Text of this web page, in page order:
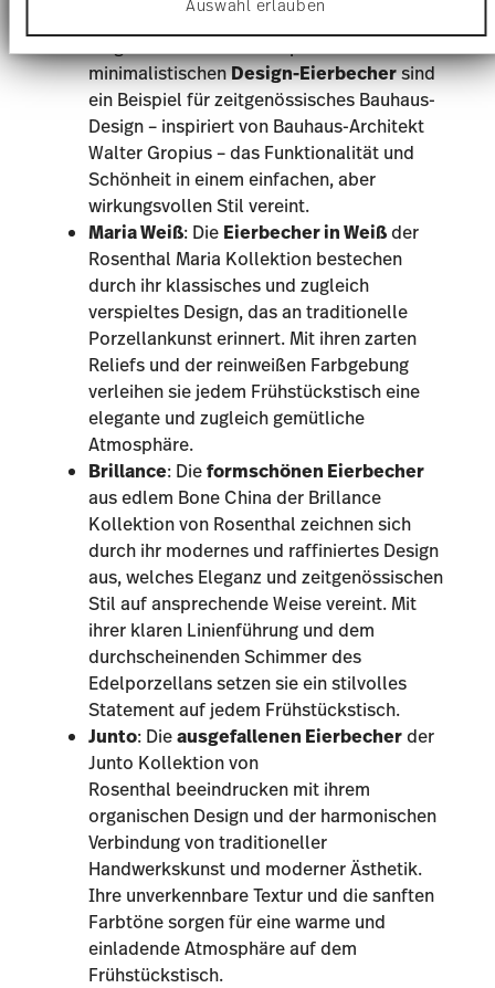
Website zu analysieren. Außerdem geben wir
Informationen zu Ihrer Verwendung unserer Website
an unsere Partner für soziale Medien, Werbung und
Analysen weiter. Unsere Partner führen diese
Informationen möglicherweise mit weiteren Daten
zusammen, die Sie ihnen bereitgestellt haben oder
die sie im Rahmen Ihrer Nutzung der Dienste
gesammelt haben.
Auswahl erlauben
minimalistischenDesign-Eierbechersind
ein Beispiel für zeitgenössisches Bauhaus-
Design – inspiriert von Bauhaus-Architekt
Walter Gropius – das Funktionalität und
Schönheit in einem einfachen, aber
wirkungsvollen Stil vereint.
Maria Weiß: Die Eierbecher in Weißder
Rosenthal Maria Kollektionbestechen
durch ihr klassisches und zugleich
verspieltes Design, das an traditionelle
Porzellankunst erinnert. Mit ihren zarten
Reliefs und der reinweißen Farbgebung
verleihen sie jedem Frühstückstisch eine
elegante und zugleich gemütliche
Atmosphäre.
Brillance: Dieformschönen Eierbecher
aus edlem Bone China der Brillance
Kollektionvon Rosenthal zeichnen sich
durch ihr modernes und raffiniertes Design
aus, welches Eleganz und zeitgenössischen
Stil auf ansprechende Weise vereint. Mit
ihrer klaren Linienführung und dem
durchscheinenden Schimmer des
Edelporzellans setzen sie ein stilvolles
Statement auf jedem Frühstückstisch.
Junto: Dieausgefallenen Eierbecherder
Junto Kollektion von
Rosenthal beeindrucken mit ihrem
organischen Design und der harmonischen
Verbindung von traditioneller
Handwerkskunst und moderner Ästhetik.
Ihre unverkennbare Textur und die sanften
Farbtöne sorgen für eine warme und
einladende Atmosphäre auf dem
Frühstückstisch.